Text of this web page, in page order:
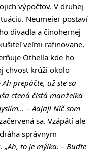
výpočtov. V druhej
Neumeier postaví
divadla a činohernej
veľmi rafinovane,
Othella kde ho
chvost krúži okolo
prepáčte, už ste sa
ctená čistá manželka
– Aajaj! Nič som
sa. Vzápätí ale
správnym
„Ah, to je mýlka. – Buďte